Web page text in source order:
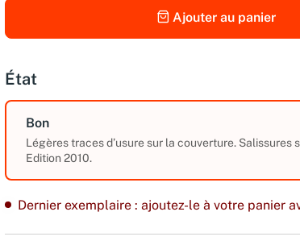
Ajouter au panier
État
Bon
Légères traces d’usure sur la couverture. Salissures
Edition 2010.
Dernier exemplaire : ajoutez-le à votre panier